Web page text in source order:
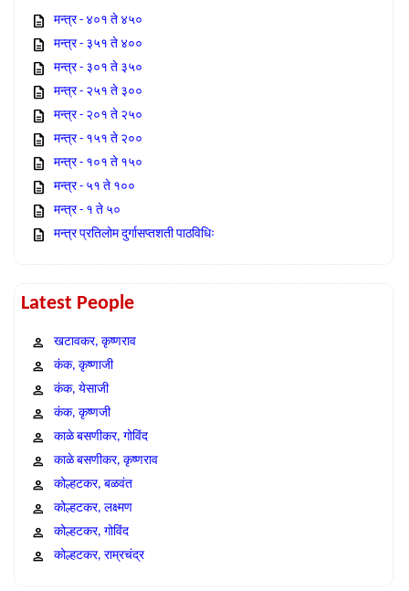
मन्त्र - ४०१ ते ४५०
मन्त्र - ३५१ ते ४००
मन्त्र - ३०१ ते ३५०
मन्त्र - २५१ ते ३००
मन्त्र - २०१ ते २५०
मन्त्र - १५१ ते २००
मन्त्र - १०१ ते १५०
मन्त्र - ५१ ते १००
मन्त्र - १ ते ५०
मन्त्र प्रतिलोम दुर्गासप्तशती पाठविधिः
Latest People
खटावकर, कृष्णराव
कंक, कृष्णाजी
कंक, येसाजी
कंक, कृष्णजी
काळे बसणीकर, गोविंद
काळे बसणीकर, कृष्णराव
कोल्हटकर, बळवंत
कोल्हटकर, लक्ष्मण
कोल्हटकर, गोविंद
कोल्हटकर, राम्रचंद्र